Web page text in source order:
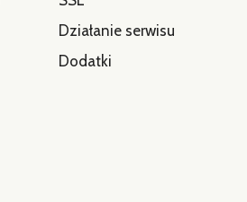
Działanie serwisu
Dodatki